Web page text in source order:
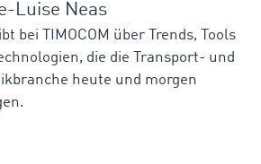
Luise Neas
bei TIMOCOM über Trends, Tools
die die Transport- und
heute und morgen